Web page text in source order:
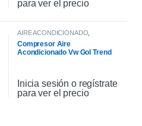
para ver el precio
AIRE ACONDICIONADO
Compresor Aire
Acondicionado Vw Gol Trend
Inicia sesión o regístrate
para ver el precio